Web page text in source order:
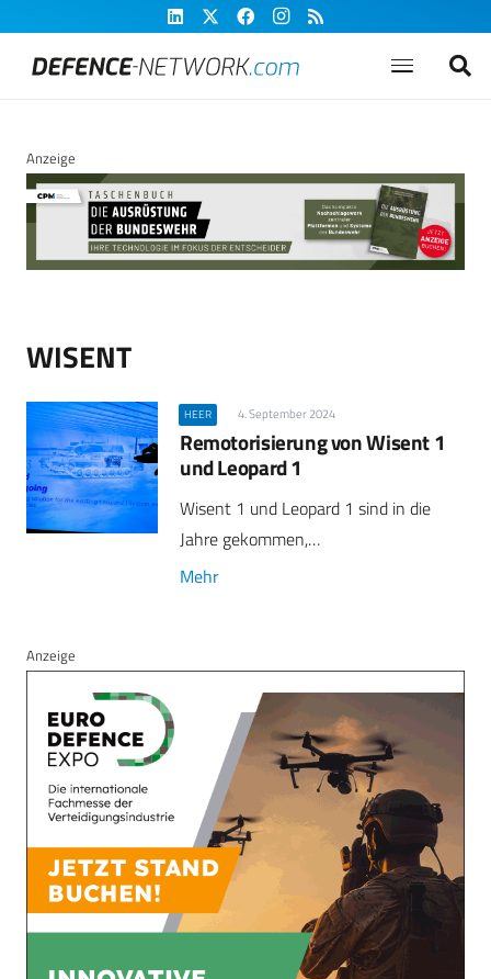
Anzeige
WISENT
HEER 4. September 2024
Remotorisierung von Wisent 1
und Leopard 1
Wisent 1 und Leopard 1 sind in die
Jahre gekommen,…
Mehr
Anzeige